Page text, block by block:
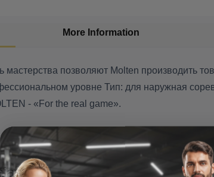
More Information
мастерства позволяют Molten производить
уровне Тип: для наружная
- «For the real game».